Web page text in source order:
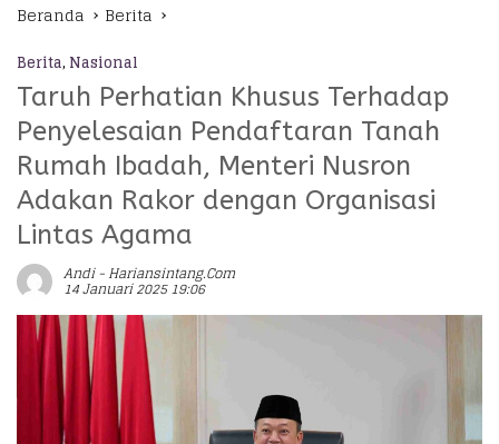
Beranda Berita
Berita, Nasional
Taruh Perhatian Khusus Terhadap
Penyelesaian Pendaftaran Tanah
Rumah Ibadah, Menteri Nusron
Adakan Rakor dengan Organisasi
Lintas Agama
Andi - Hariansintang.com
14 Januari 2025 19:06